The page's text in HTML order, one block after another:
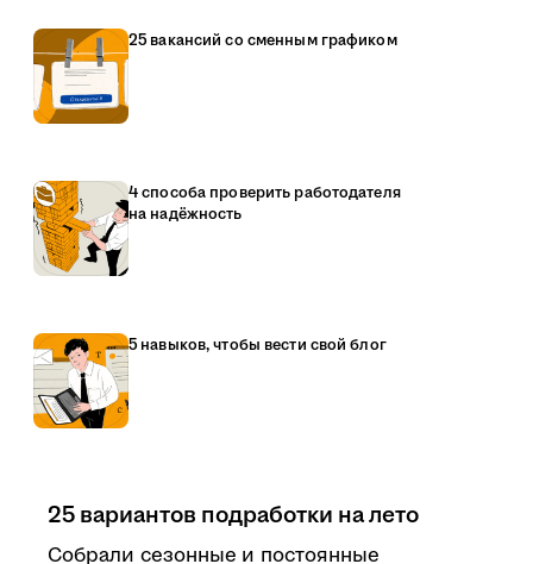
25 вакансий со сменным графиком
4 способа проверить работодателя
на надёжность
5 навыков, чтобы вести свой блог
25 вариантов подработки на лето
Собрали сезонные и постоянные